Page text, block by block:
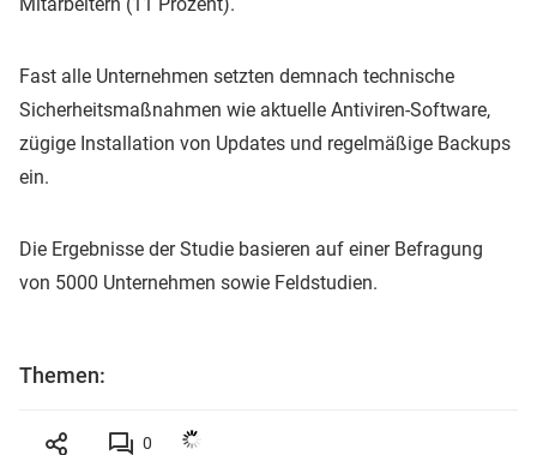
Fast alle Unternehmen setzten demnach technische
Sicherheitsmaßnahmen wie aktuelle Antiviren-Software,
zügige Installation von Updates und regelmäßige Backups
ein.
Die Ergebnisse der Studie basieren auf einer Befragung
von 5000 Unternehmen sowie Feldstudien.
Themen:
0